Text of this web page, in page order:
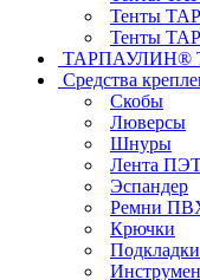
Тенты
Тенты
ТАРПАУЛИН®
Средства
Скобы
Люверсы
Шнуры
Лента
Эспандер
Ремни
Крючки
Подкладки